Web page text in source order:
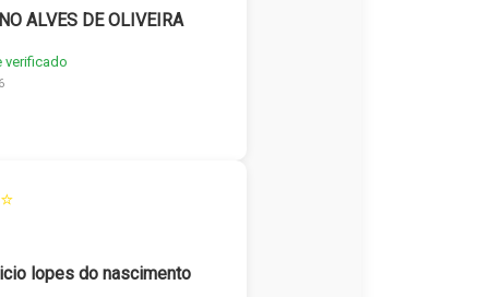
ALVES DE OLIVEIRA
verificado
lopes do nascimento